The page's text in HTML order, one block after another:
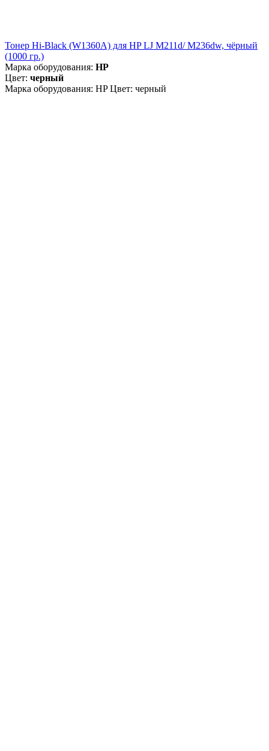
Тонер Hi-Black (W1360A) для HP LJ M211d/ M236dw, чёрный
(1000 гр.)
Марка оборудования: HP
Цвет: черный
Марка оборудования: HP Цвет: черный